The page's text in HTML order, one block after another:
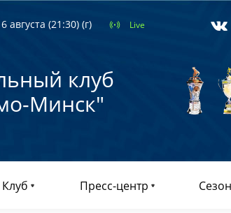
августа (21:30) (г) Live
клуб
Минск"
Клуб Пресс-центр Сезон